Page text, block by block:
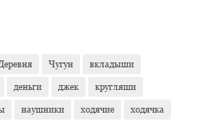
Чугун вкладыши
деньги джек кругляши
наушники ходячие ходячка